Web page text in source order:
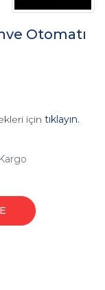
Otomatı
için tıklayın.